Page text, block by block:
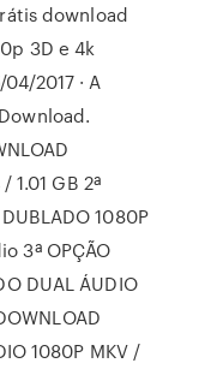
download
3D e 4k
2017 · A
1.01 GB 2ª
1080P
3ª OPÇÃO
DUAL ÁUDIO
1080P MKV /